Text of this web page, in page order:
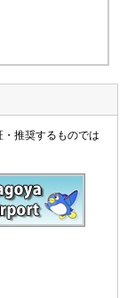
推奨するものでは